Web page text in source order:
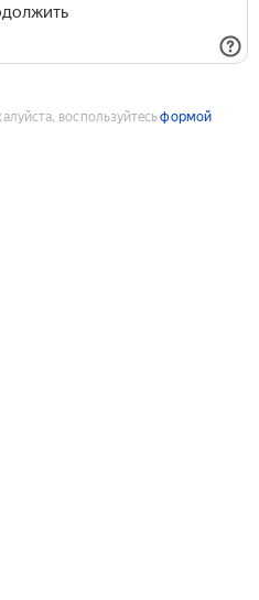
воспользуйтесьформой